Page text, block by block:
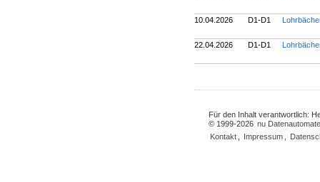
10.04.2026 D1-D1
22.04.2026 D1-D1
Für den Inhalt verantwortlich:
© 1999-2026 nu
Kontakt
Impressum